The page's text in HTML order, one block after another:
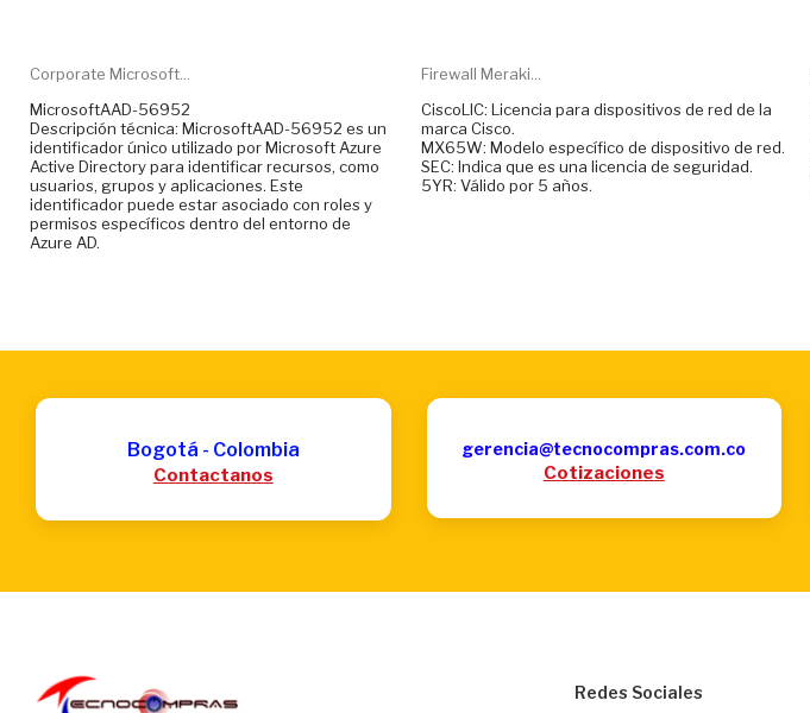
Corporate Microsoft...
MicrosoftAAD-56952
Descripción técnica: MicrosoftAAD-56952 es un
identificador único utilizado por Microsoft Azure
Active Directory para identificar recursos, como
usuarios, grupos y aplicaciones. Este
identificador puede estar asociado con roles y
permisos específicos dentro del entorno de
Azure AD.
Firewall Meraki...
CiscoLIC: Licencia para dispositivos de red de la
marca Cisco.
MX65W: Modelo específico de dispositivo de red.
SEC: Indica que es una licencia de seguridad.
5YR: Válido por 5 años.
Bogotá - Colombia
Contactanos
gerencia@tecnocompras.com.co
Cotizaciones
Redes Sociales